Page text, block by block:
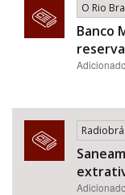
O Rio
Banco